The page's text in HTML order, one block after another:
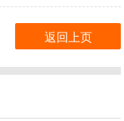
返回上页